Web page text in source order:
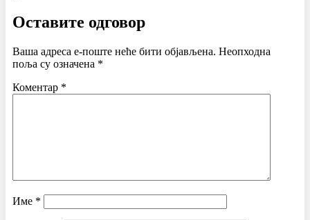
Оставите одговор
Ваша адреса е-поште неће бити објављена. Неопходна
поља су означена *
Коментар *
Име *